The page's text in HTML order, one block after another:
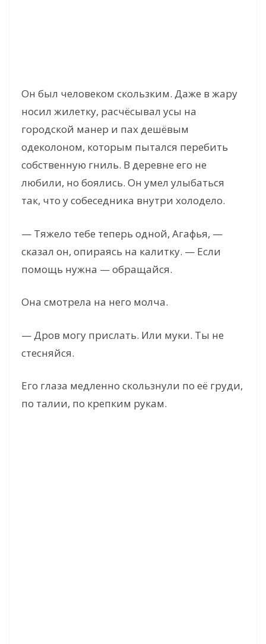
Он был человеком скользким. Даже в жару
носил жилетку, расчёсывал усы на
городской манер и пах дешёвым
одеколоном, которым пытался перебить
собственную гниль. В деревне его не
любили, но боялись. Он умел улыбаться
так, что у собеседника внутри холодело.
— Тяжело тебе теперь одной, Агафья, —
сказал он, опираясь на калитку. — Если
помощь нужна — обращайся.
Она смотрела на него молча.
— Дров могу прислать. Или муки. Ты не
стесняйся.
Его глаза медленно скользнули по её груди,
по талии, по крепким рукам.